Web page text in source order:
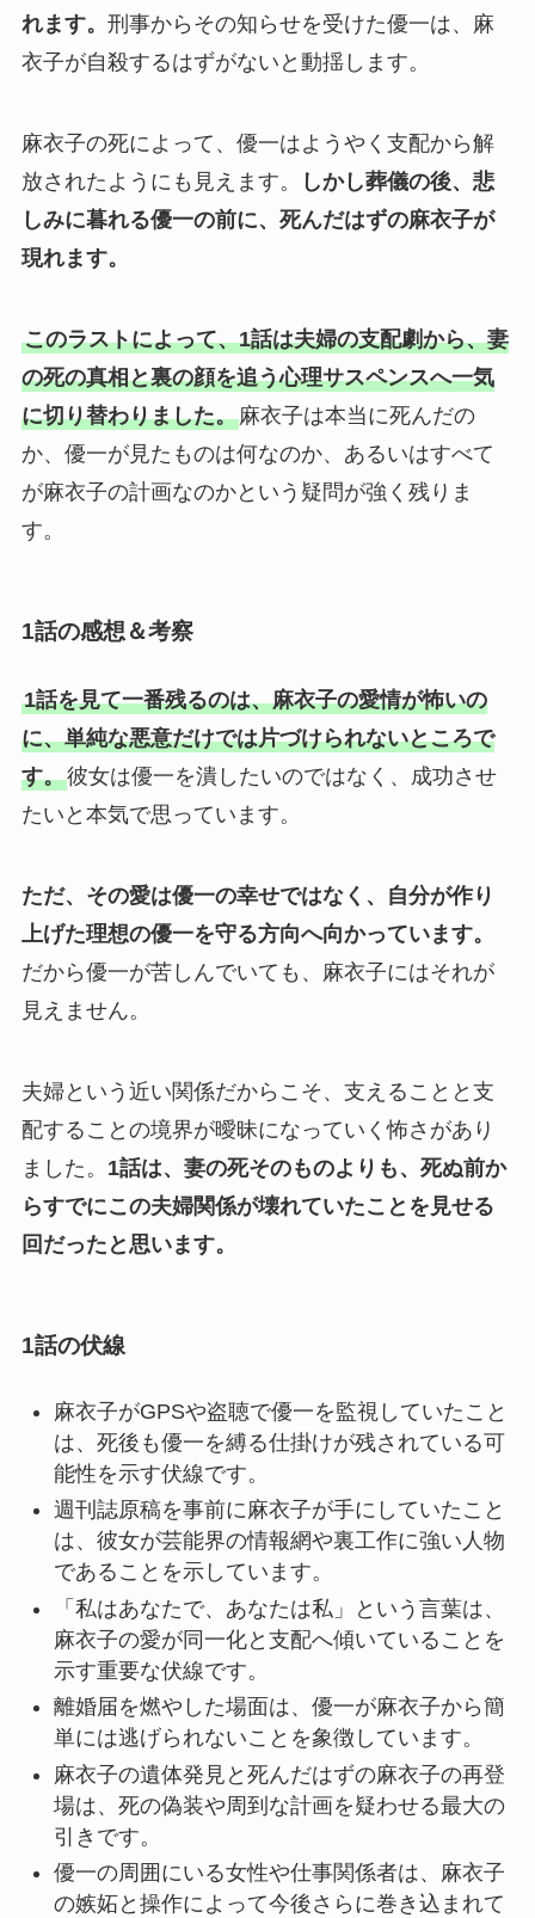
れます。 刑事からその知らせを受けた優一は、麻
衣子が自殺するはずがないと動揺します。
麻衣子の死によって、優一はようやく支配から解
放されたようにも見えます。
しかし葬儀の後、悲
しみに暮れる優一の前に、死んだはずの麻衣子が
現れます。
このラストによって、1話は夫婦の支配劇から、妻
の死の真相と裏の顔を追う心理サスペンスへ一気
に切り替わりました。麻衣子は本当に死んだの
か、優一が見たものは何なのか、あるいはすべて
が麻衣子の計画なのかという疑問が強く残りま
す。
1話の感想＆考察
1話を見て一番残るのは、麻衣子の愛情が怖いの
に、単純な悪意だけでは片づけられないところで
す。彼女は優一を潰したいのではなく、成功させ
たいと本気で思っています。
ただ、その愛は優一の幸せではなく、自分が作り
上げた理想の優一を守る方向へ向かっています。
だから優一が苦しんでいても、麻衣子にはそれが
見えません。
夫婦という近い関係だからこそ、支えることと支
配することの境界が曖昧になっていく怖さがあり
ました。 1話は、妻の死そのものよりも、死ぬ前か
らすでにこの夫婦関係が壊れていたことを見せる
回だったと思います。
1話の伏線
麻衣子がGPSや盗聴で優一を監視していたこと
は、死後も優一を縛る仕掛けが残されている可
能性を示す伏線です。
週刊誌原稿を事前に麻衣子が手にしていたこと
は、彼女が芸能界の情報網や裏工作に強い人物
であることを示しています。
「私はあなたで、あなたは私」という言葉は、
麻衣子の愛が同一化と支配へ傾いていることを
示す重要な伏線です。
離婚届を燃やした場面は、優一が麻衣子から簡
単には逃げられないことを象徴しています。
麻衣子の遺体発見と死んだはずの麻衣子の再登
場は、死の偽装や周到な計画を疑わせる最大の
引きです。
優一の周囲にいる女性や仕事関係者は、麻衣子
の嫉妬と操作によって今後さらに巻き込まれて